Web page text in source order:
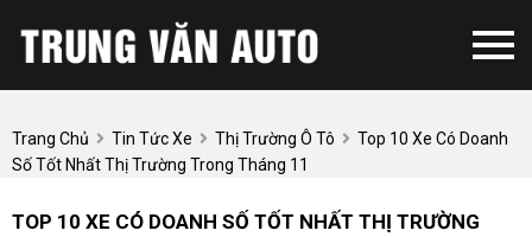
Trang Chủ Tin Tức Xe Thị Trường Ô Tô
Top 10 Xe Có Doanh
Số Tốt Nhất Thị Trường Trong Tháng 11
TOP 10 XE CÓ DOANH SỐ TỐT NHẤT THỊ TRƯỜNG